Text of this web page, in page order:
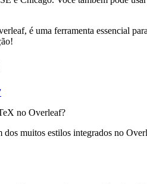
é uma ferramenta essencial
no Overleaf?
dos muitos estilos integrados no